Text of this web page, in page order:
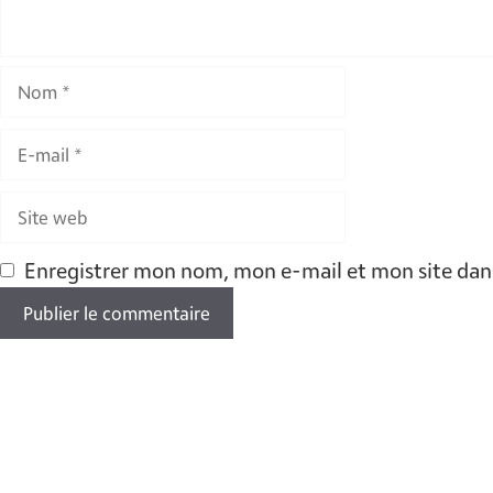
mail
web
Enregistrer mon nom, mon e-mail et mon site